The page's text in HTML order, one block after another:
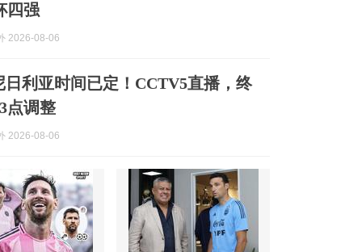
四强
2026-08-06
日利亚时间已定！CCTV5直播，终
点调整
2026-08-06